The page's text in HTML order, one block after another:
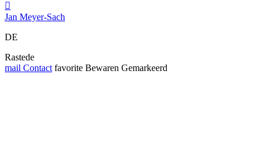

Jan Meyer-Sach
DE
Rastede
mail Contact favorite Bewaren Gemarkeerd